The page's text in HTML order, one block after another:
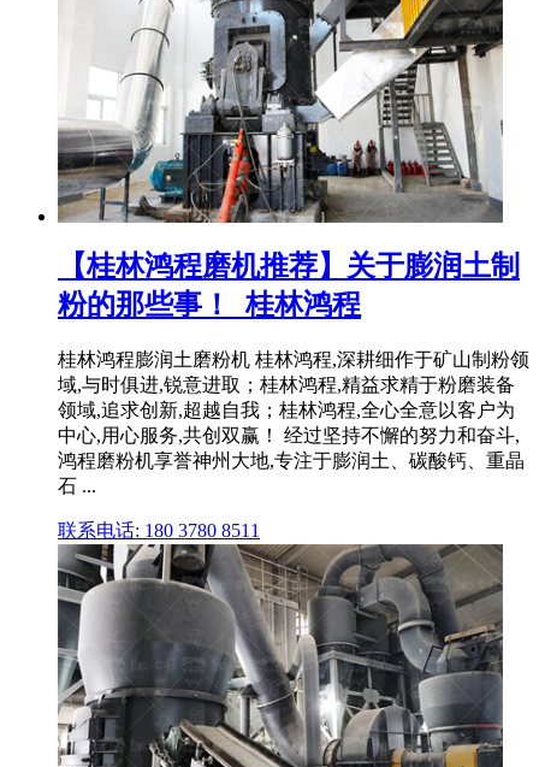
【桂林鸿程磨机推荐】关于膨润土制
粉的那些事！_桂林鸿程
桂林鸿程膨润土磨粉机 桂林鸿程,深耕细作于矿山制粉领
域,与时俱进,锐意进取；桂林鸿程,精益求精于粉磨装备
领域,追求创新,超越自我；桂林鸿程,全心全意以客户为
中心,用心服务,共创双赢！ 经过坚持不懈的努力和奋斗,
鸿程磨粉机享誉神州大地,专注于膨润土、碳酸钙、重晶
石 ...
联系电话: 180 3780 8511